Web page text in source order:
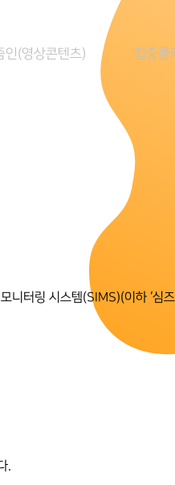
인(영상콘텐츠) 집중클
니터링 시스템(SIMS)(이하 ‘심
.